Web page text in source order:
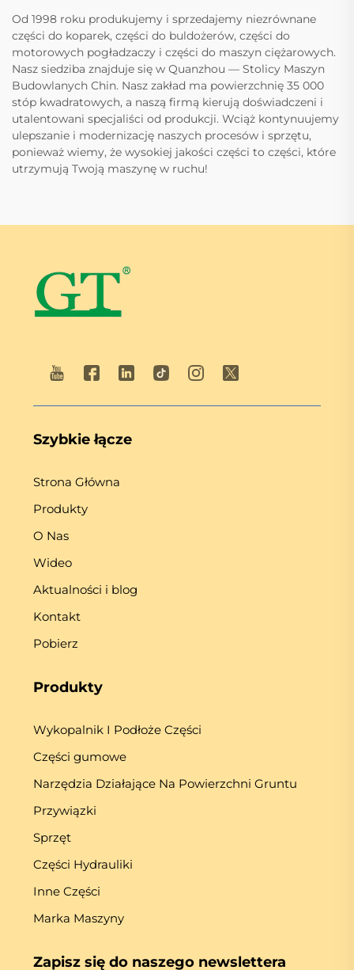
Od 1998 roku produkujemy i sprzedajemy niezrównane
części do koparek, części do buldożerów, części do
motorowych pogładzaczy i części do maszyn ciężarowych.
Nasz siedziba znajduje się w Quanzhou — Stolicy Maszyn
Budowlanych Chin. Nasz zakład ma powierzchnię 35 000
stóp kwadratowych, a naszą firmą kierują doświadczeni i
utalentowani specjaliści od produkcji. Wciąż kontynuujemy
ulepszanie i modernizację naszych procesów i sprzętu,
ponieważ wiemy, że wysokiej jakości części to części, które
utrzymują Twoją maszynę w ruchu!
Szybkie łącze
Strona Główna
Produkty
O Nas
Wideo
Aktualności i blog
Kontakt
Pobierz
Produkty
Wykopalnik I Podłoże Części
Części gumowe
Narzędzia Działające Na Powierzchni Gruntu
Przywiązki
Sprzęt
Części Hydrauliki
Inne Części
Marka Maszyny
Zapisz się do naszego newslettera